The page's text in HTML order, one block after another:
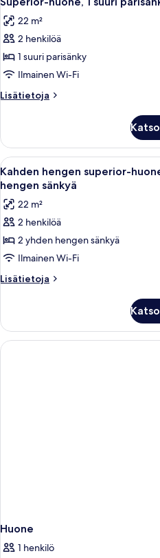
view)
kuvat
sänkyä),
2
yhden
sänkyä
(Panoramic
kaikki
huonetyypin
Superior-
huone,
1
suuri
parisänky
22 m²
2 henkilöä
1 suuri parisänky
Ilmainen Wi-Fi
Lisätietoja
Lisätietoja
1
suuri
parisänky
Avaa
kaikki
huonetyypin
Kahden
hengen
superior-
huone
(kaksi
yhden
hengen
sänkyä
6
Kahden hengen superior-
hengen sänkyä
22 m²
2 henkilöä
2 yhden hengen sänkyä
Ilmainen Wi-Fi
Lisätietoja
Lisätietoja
superior-
huone
(kaksi
Huone
1 henkilö